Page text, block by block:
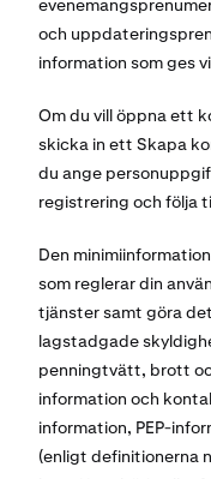
och
information som ges
Om du vill öppna ett
skicka in ett Skapa
du ange
registrering och följa
Den
som reglerar din
tjänster samt göra
lagstadgade
penningtvätt, brott
information och
information, PEP-
(enligt definitionerna